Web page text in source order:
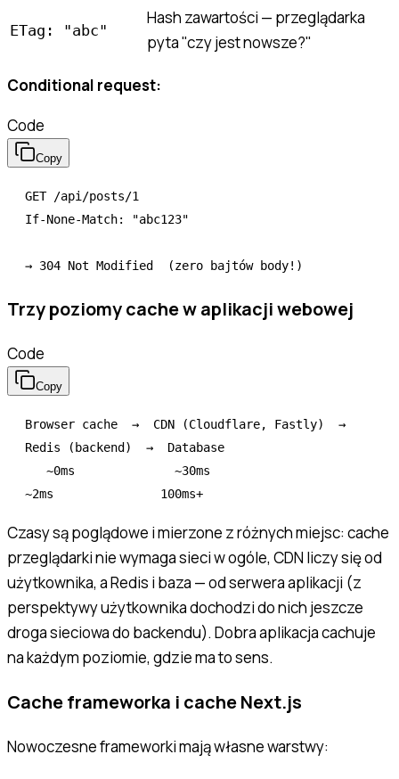
ETag: "abc"
Hash zawartości — przeglądarka
pyta "czy jest nowsze?"
Conditional request:
Code
Copy
GET /api/posts/1
If-None-Match: "abc123"
Trzy poziomy cache w aplikacji webowej
Code
Copy
Browser cache  →  CDN (Cloudflare, Fastly)  →
Redis (backend)  →  Database
Czasy są poglądowe i mierzone z różnych miejsc: cache
przeglądarki nie wymaga sieci w ogóle, CDN liczy się od
użytkownika, a Redis i baza — od serwera aplikacji (z
perspektywy użytkownika dochodzi do nich jeszcze
droga sieciowa do backendu). Dobra aplikacja cachuje
na każdym poziomie, gdzie ma to sens.
Cache frameworka i cache Next.js
Nowoczesne frameworki mają własne warstwy: